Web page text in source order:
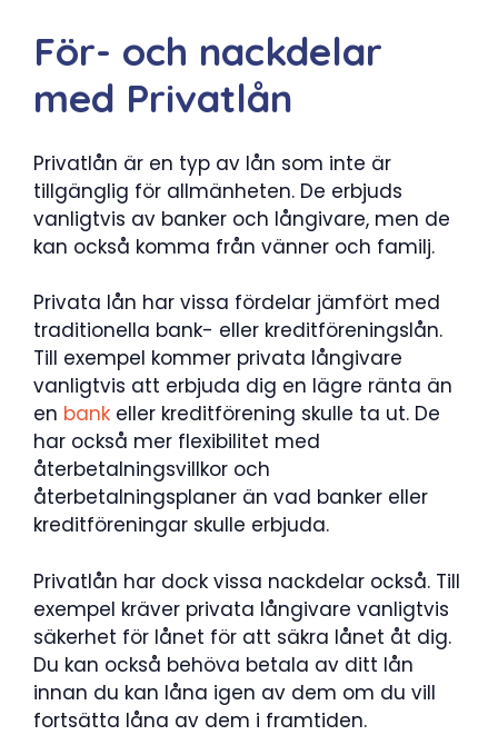
För- och nackdelar
med Privatlån
Privatlån är en typ av lån som inte är
tillgänglig för allmänheten. De erbjuds
vanligtvis av banker och långivare, men de
kan också komma från vänner och familj.
Privata lån har vissa fördelar jämfört med
traditionella bank- eller kreditföreningslån.
Till exempel kommer privata långivare
vanligtvis att erbjuda dig en lägre ränta än
en bank eller kreditförening skulle ta ut. De
har också mer flexibilitet med
återbetalningsvillkor och
återbetalningsplaner än vad banker eller
kreditföreningar skulle erbjuda.
Privatlån har dock vissa nackdelar också. Till
exempel kräver privata långivare vanligtvis
säkerhet för lånet för att säkra lånet åt dig.
Du kan också behöva betala av ditt lån
innan du kan låna igen av dem om du vill
fortsätta låna av dem i framtiden.